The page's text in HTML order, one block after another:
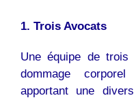
1. Trois Avocats
Une équipe de
dommage
apportant une